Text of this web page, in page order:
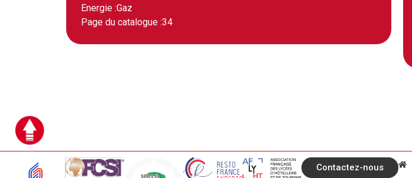
Energie :Gaz
Page du catalogue :34
Contactez-nous